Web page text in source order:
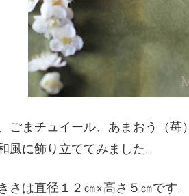
ごまチュイール、あまおう（
に飾り立ててみました。
さは直径１２㎝×高さ５㎝です。